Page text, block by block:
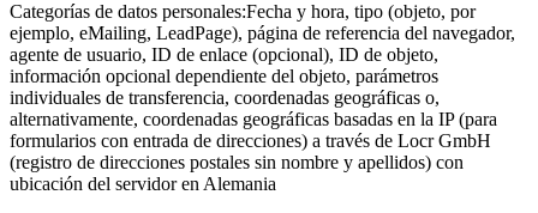
Categorías de datos personales:Fecha y hora, tipo (objeto, por
ejemplo, eMailing, LeadPage), página de referencia del navegador,
agente de usuario, ID de enlace (opcional), ID de objeto,
información opcional dependiente del objeto, parámetros
individuales de transferencia, coordenadas geográficas o,
alternativamente, coordenadas geográficas basadas en la IP (para
formularios con entrada de direcciones) a través de Locr GmbH
(registro de direcciones postales sin nombre y apellidos) con
ubicación del servidor en Alemania